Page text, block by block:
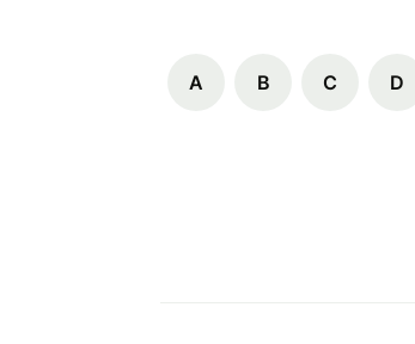
A B C D